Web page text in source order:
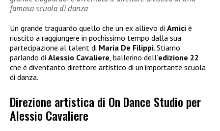
famosa scuola di danza
Un grande traguardo quello che un ex allievo di Amici è
riuscito a raggiungere in pochissimo tempo dalla sua
partecipazione al talent di Maria De Filippi. Stiamo
parlando di Alessio Cavaliere , ballerino dell’edizione 22
che è diventanto direttore artistico di un’importante scuola
di danza.
Direzione artistica di On Dance Studio per
Alessio Cavaliere